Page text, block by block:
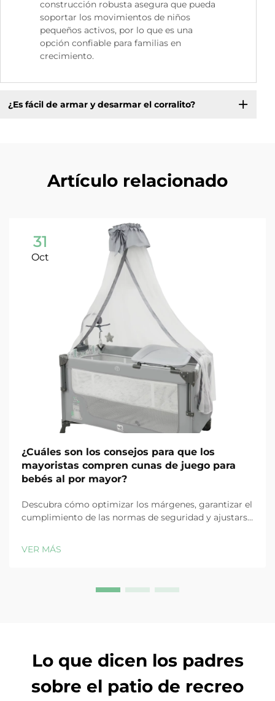
construcción robusta asegura que pueda
soportar los movimientos de niños
pequeños activos, por lo que es una
opción confiable para familias en
crecimiento.
¿Es fácil de armar y desarmar el corralito?
Artículo relacionado
31
Oct
¿Cuáles son los consejos para que los
mayoristas compren cunas de juego para
bebés al por mayor?
Descubra cómo optimizar los márgenes, garantizar el
cumplimiento de las normas de seguridad y ajustarse
para bebés al por mayor. Estrategias esenciales para
VER MÁS
Lo que dicen los padres
sobre el patio de recreo